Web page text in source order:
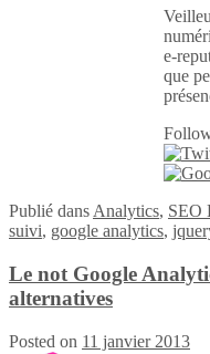
e-
que
Publié dans Analytics, SEO
suivi, google analytics,
Le not Google
alternatives
Posted on 11 janvier 2013